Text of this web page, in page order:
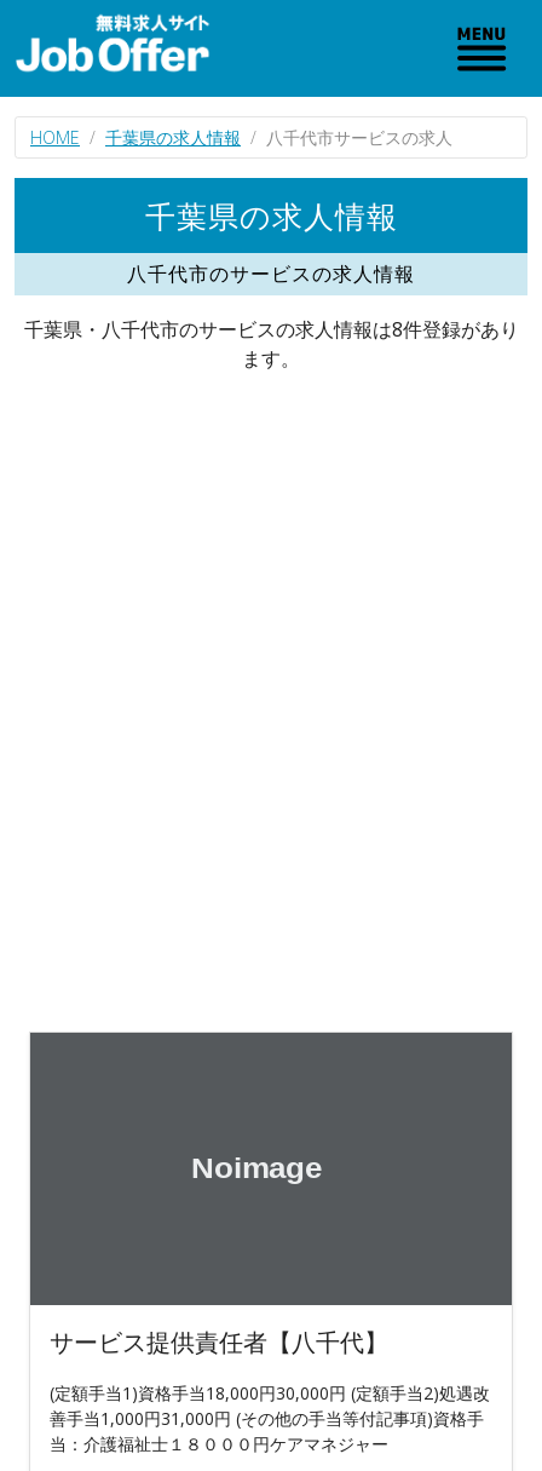
HOME 千葉県の求人情報 八千代市サービスの求人
千葉県の求人情報
八千代市のサービスの求人情報
千葉県・八千代市のサービスの求人情報は8件登録があり
ます。
サービス提供責任者【八千代】
(定額手当1)資格手当18,000円30,000円 (定額手当2)処遇改
善手当1,000円31,000円 (その他の手当等付記事項)資格手
当：介護福祉士１８０００円ケアマネジャー